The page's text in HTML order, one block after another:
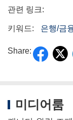
관련 링크:
키워드: 은행/금
Share:
미디어룸